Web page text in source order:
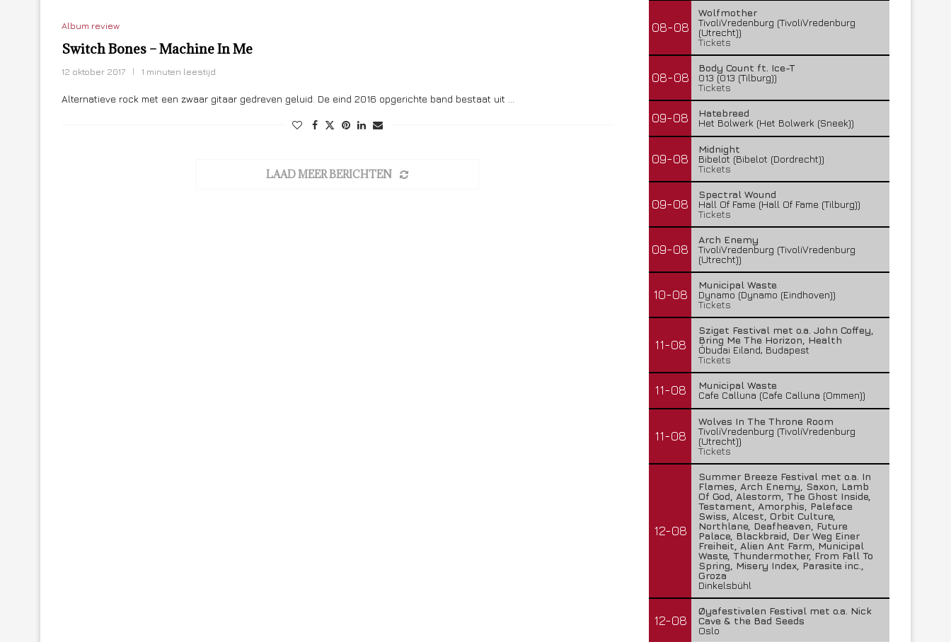
Album review
Switch Bones – Machine In Me
12 oktober 2017 1 minuten leestijd
Alternatieve rock met een zwaar gitaar gedreven geluid. De eind 2016 opgerichte band bestaat uit …
LAAD MEER BERICHTEN
08-08
Wolfmother
TivoliVredenburg (TivoliVredenburg
(Utrecht))
Tickets
08-08
Body Count ft. Ice-T
013 (013 (Tilburg))
Tickets
09-08
Hatebreed
Het Bolwerk (Het Bolwerk (Sneek))
09-08
Midnight
Bibelot (Bibelot (Dordrecht))
Tickets
09-08
Spectral Wound
Hall Of Fame (Hall Of Fame (Tilburg))
Tickets
09-08
Arch Enemy
TivoliVredenburg (TivoliVredenburg
(Utrecht))
10-08
Municipal Waste
Dynamo (Dynamo (Eindhoven))
Tickets
11-08
Sziget Festival met o.a. John Coffey,
Bring Me The Horizon, Health
Óbudai Eiland, Budapest
Tickets
11-08
Municipal Waste
Cafe Calluna (Cafe Calluna (Ommen))
11-08
Wolves In The Throne Room
TivoliVredenburg (TivoliVredenburg
(Utrecht))
Tickets
12-08
Summer Breeze Festival met o.a. In
Flames, Arch Enemy, Saxon, Lamb
Of God, Alestorm, The Ghost Inside,
Testament, Amorphis, Paleface
Swiss, Alcest, Orbit Culture,
Northlane, Deafheaven, Future
Palace, Blackbraid, Der Weg Einer
Freiheit, Alien Ant Farm, Municipal
Waste, Thundermother, From Fall To
Spring, Misery Index, Parasite inc.,
Groza
Dinkelsbühl
12-08
Øyafestivalen Festival met o.a. Nick
Cave & the Bad Seeds
Oslo